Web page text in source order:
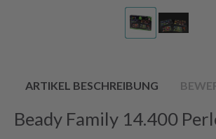
ARTIKEL BESCHREIBUNG
Beady Family 14.400